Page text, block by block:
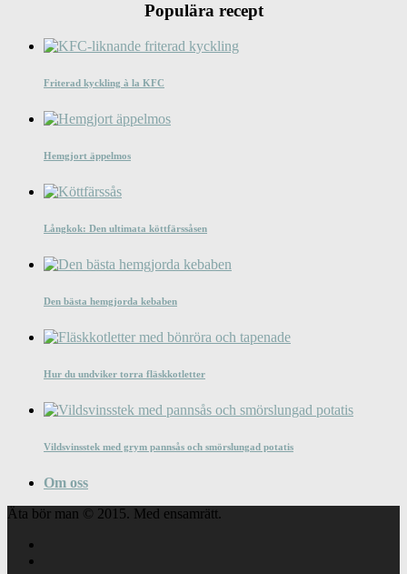
Populära recept
Friterad kyckling à la KFC
Hemgjort äppelmos
Långkok: Den ultimata köttfärssåsen
Den bästa hemgjorda kebaben
Hur du undviker torra fläskkotletter
Vildsvinsstek med grym pannsås och smörslungad potatis
Om oss
Äta bör man © 2015. Med ensamrätt.